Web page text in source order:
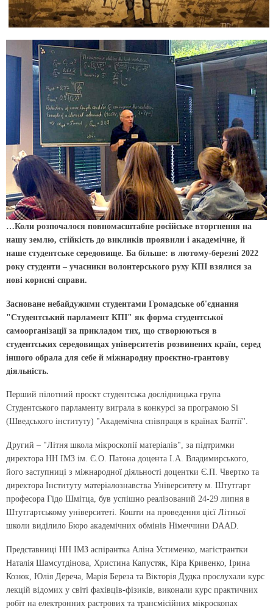
…Коли розпочалося повномасштабне російське вторгнення на
нашу землю, стійкість до викликів проявили і академічне, й
наше студентське середовище. Ба більше: в лютому-березні 2022
року студенти – учасники волонтерського руху КПІ взялися за
нові корисні справи.
Засноване небайдужими студентами Громадське об'єднання
"Студентський парламент КПІ" як форма студентської
самоорганізації за прикладом тих, що створюються в
студентських середовищах університетів розвинених країн, серед
іншого обрала для себе й міжнародну проєктно-грантову
діяльність.
Перший пілотний проєкт студентська дослідницька група
Студентського парламенту виграла в конкурсі за програмою Si
(Шведського інституту) "Академічна співпраця в країнах Балтії".
Другий – "Літня школа мікроскопії матеріалів", за підтримки
директора НН ІМЗ ім. Є.О. Патона доцента І.А. Владимирського,
його заступниці з міжнародної діяльності доцентки Є.П. Чвертко та
директора Інституту матеріалознавства Університету м. Штутгарт
професора Гідо Шмітца, був успішно реалізований 24-29 липня в
Штутгартському університеті. Кошти на проведення цієї Літньої
школи виділило Бюро академічних обмінів Німеччини DAAD.
Представниці НН ІМЗ аспірантка Аліна Устименко, магістрантки
Наталія Шамсутдінова, Христина Капустяк, Кіра Кривенко, Ірина
Козюк, Юлія Дереча, Марія Береза та Вікторія Дудка прослухали курс
лекцій відомих у світі фахівців-фізиків, виконали курс практичних
робіт на електронних растрових та трансмісійних мікроскопах